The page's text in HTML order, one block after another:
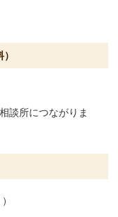
所につながりま